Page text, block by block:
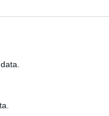
Επίσης έχουν
υπόθεση, να
είναι